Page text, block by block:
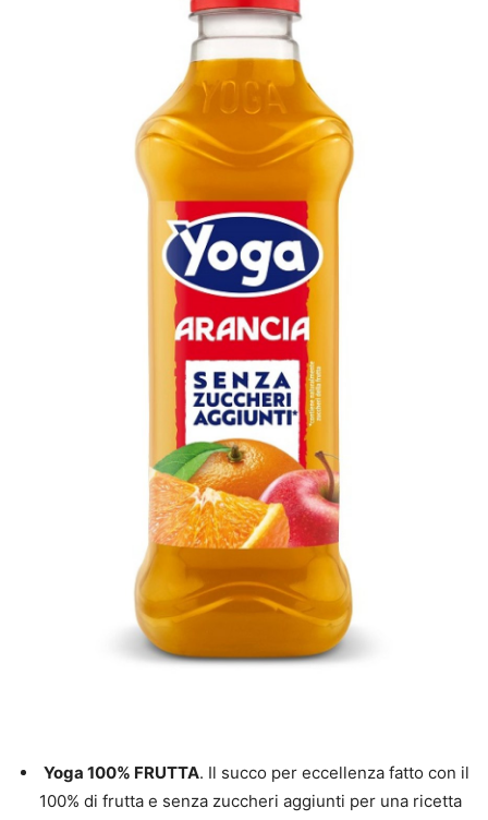
Yoga 100% FRUTTA. Il succo per eccellenza fatto con il
100% di frutta e senza zuccheri aggiunti per una ricetta